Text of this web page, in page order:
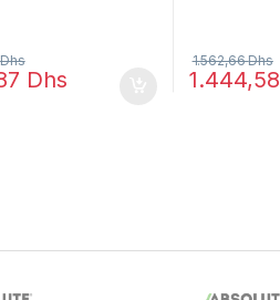
Dhs
Dhs
1.444,58
1.562,66Dhs